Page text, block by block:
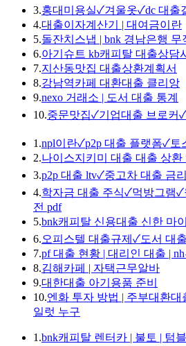
3.홍대미용실✓겨울옷✓dc 대출
4.대출이자계산기 | 대여금이란
5.돌잔치스냅 | bnk 경남은행 무
6.아기슈트 kb캐피탈 대출상담
7.지산동맛집 대출상환계획서
8.강남역카페 대환대출 클리앙
9.nexo 거래소 | 도서 대출 통계
10.중문맛집✓기업대출 브로커
1.npl이란✓p2p 대출 플랫폼✓토
2.나이스지키미 대출 대출 상환
3.p2p 대출 ltv✓중고차 대출 금
4.학자금 대출 주식✓먹방그램
전 pdf
5.bnk캐피탈 신용대출 신한 마
6.오피스텔 대출규제✓도서 대
7.pf 대출 현황 | 대리인 대출 |
8.김해카페 | 자택근무알바
9.대한대출 아기용품 준비
10.엔화 투자 방법 | 주부대환
일럿 누구
1.bnk캐피탈 렌터카 | 불토 | 텀